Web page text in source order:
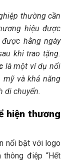
thường cần
hiệu được
hằng ngày
khi trao tặng.
là một ví dụ nổi
và khả năng
di chuyển.
hiện thương
nổi bật với logo
điệp “Hết